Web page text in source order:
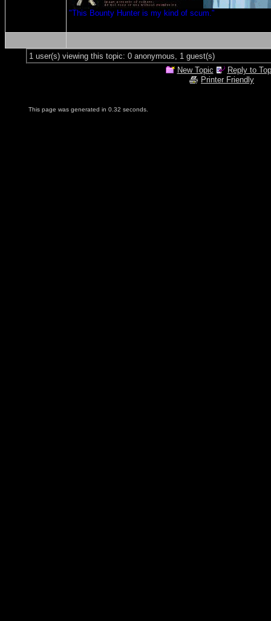
"This Bounty Hunter is my kind of scum."
1 user(s) viewing this topic: 0 anonymous, 1 guest(s)
New Topic
Reply to
Printer Friendly
This page was generated in 0.32 seconds.